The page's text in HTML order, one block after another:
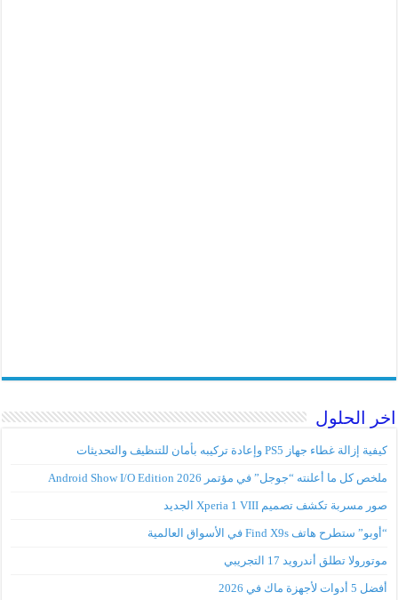
اخر الحلول
كيفية إزالة غطاء جهاز PS5 وإعادة تركيبه بأمان للتنظيف والتحديثات
ملخص كل ما أعلنته “جوجل” في مؤتمر Android Show I/O Edition 2026
صور مسربة تكشف تصميم Xperia 1 VIII الجديد
“أوبو” ستطرح هاتف Find X9s في الأسواق العالمية
موتورولا تطلق أندرويد 17 التجريبي
أفضل 5 أدوات لأجهزة ماك في 2026